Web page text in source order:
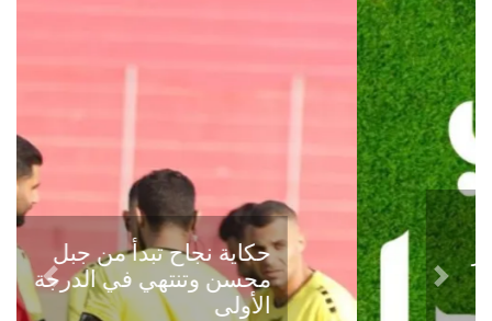
حكاية نجاح تبدأ من جبل
محسن وتنتهي في الدرجة
الأولىPrevious
Next